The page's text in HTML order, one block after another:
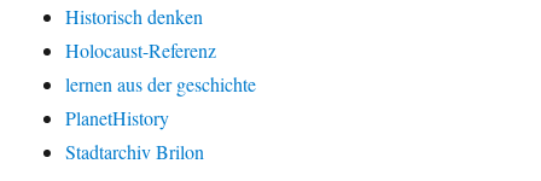
Historisch denken
Holocaust-Referenz
lernen aus der geschichte
PlanetHistory
Stadtarchiv Brilon